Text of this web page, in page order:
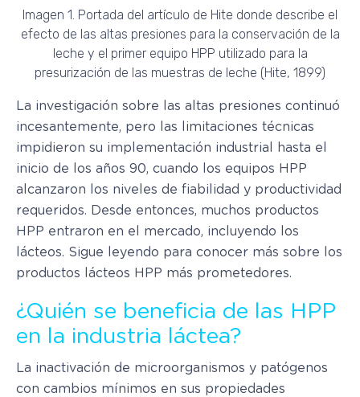
Imagen 1. Portada del artículo de Hite donde describe el
efecto de las altas presiones para la conservación de la
leche y el primer equipo HPP utilizado para la
presurización de las muestras de leche (Hite, 1899)
La investigación sobre las altas presiones continuó
incesantemente, pero las limitaciones técnicas
impidieron su implementación industrial hasta el
inicio de los años 90, cuando los equipos HPP
alcanzaron los niveles de fiabilidad y productividad
requeridos. Desde entonces, muchos productos
HPP entraron en el mercado, incluyendo los
lácteos. Sigue leyendo para conocer más sobre los
productos lácteos HPP más prometedores.
¿Quién se beneficia de las HPP
en la industria láctea?
La inactivación de microorganismos y patógenos
con cambios mínimos en sus propiedades